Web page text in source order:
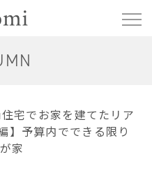
宅でお家を建てたリア
】予算内でできる限り
家